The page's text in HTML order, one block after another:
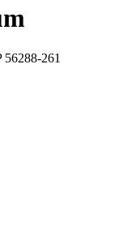
56288-261